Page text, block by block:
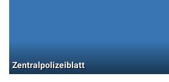
Zentralpolizeiblatt